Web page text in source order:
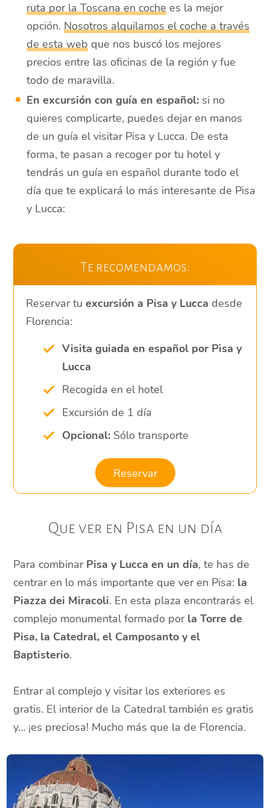
ruta por la Toscana en coche es la mejor
opción.Nosotros alquilamos el coche a través
de esta web que nos buscó los mejores
precios entre las oficinas de la región y fue
todo de maravilla.
En excursión con guía en español: si no
quieres complicarte, puedes dejar en manos
de un guía el visitar Pisa y Lucca. De esta
forma, te pasan a recoger por tu hotel y
tendrás un guía en español durante todo el
día que te explicará lo más interesante de Pisa
y Lucca:
Te recomendamos:
Reservar tuexcursión a Pisa y Lucca desde
Florencia:
Visita guiada en español por Pisa y
Lucca
Recogida en el hotel
Excursión de 1 día
Opcional:Sólo transporte
Reservar
Que ver en Pisa en un día
Para combinar Pisa y Lucca en un día, te has de
centrar en lo más importante que ver en Pisa: la
Piazza dei Miracoli. En esta plaza encontrarás el
complejo monumental formado por la Torre de
Pisa, la Catedral, el Camposanto y el
Baptisterio.
Entrar al complejo y visitar los exteriores es
gratis. El interior de la Catedral también es gratis
y… ¡es preciosa! Mucho más que la de Florencia.